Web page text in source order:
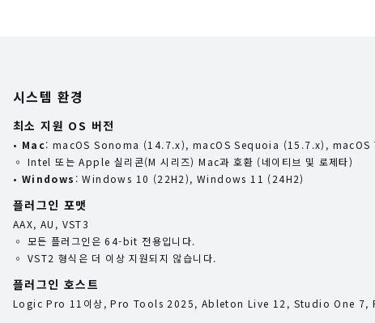
시스템 환경
최소 지원 OS 버전
• Mac: macOS Sonoma (14.7.x), macOS Sequoia (15.7.x), macOS
◦ Intel 또는 Apple 실리콘(M 시리즈) Mac과 호환 (네이티브 및 로제타)
• Windows : Windows 10 (22H2), Windows 11 (24H2)
플러그인 포맷
AAX, AU, VST3
◦ 모든 플러그인은 64-bit 전용입니다.
◦ VST2 형식은 더 이상 지원되지 않습니다.
플러그인 호스트
Logic Pro 11이상, Pro Tools 2025, Ableton Live 12, Studio One